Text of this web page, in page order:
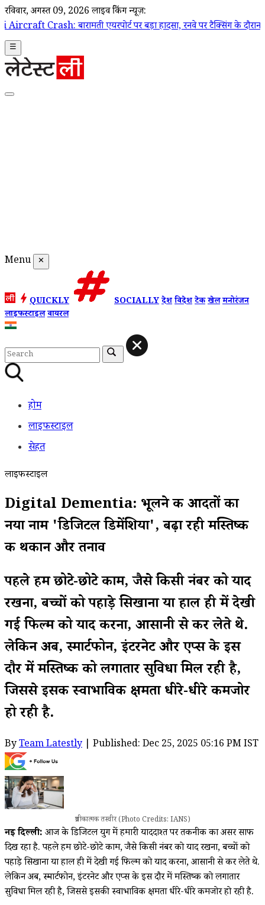
रविवार, अगस्त 09, 2026 लाइव ब्रेकिंग न्यूज़:
एयरपोर्ट पर बड़ा हादसा, रनवे पर टैक्सिंग के दौरान ट्रेनी
☰
Menu ✕
QUICKLY SOCIALLYदेशविदेशटेकखेलमनोरंजन
लाइफस्टाइलवायरल
होम
लाइफस्टाइल
सेहत
लाइफस्टाइल
Digital Dementia: भूलने की आदतों का
नया नाम 'डिजिटल डिमेंशिया', बढ़ा रही मस्तिष्क
की थकान और तनाव
पहले हम छोटे-छोटे काम, जैसे किसी नंबर को याद
रखना, बच्चों को पहाड़े सिखाना या हाल ही में देखी
गई फिल्म को याद करना, आसानी से कर लेते थे.
लेकिन अब, स्मार्टफोन, इंटरनेट और एप्स के इस
दौर में मस्तिष्क को लगातार सुविधा मिल रही है,
जिससे इसकी स्वाभाविक क्षमता धीरे-धीरे कमजोर
हो रही है.
ByTeam Latestly | Published: Dec 25, 2025 05:16 PM IST
प्रतीकात्मक तस्वीर (Photo Credits: IANS)
नई दिल्ली: आज के डिजिटल युग में हमारी याददाश्त पर तकनीक का असर साफ
दिख रहा है. पहले हम छोटे-छोटे काम, जैसे किसी नंबर को याद रखना, बच्चों को
पहाड़े सिखाना या हाल ही में देखी गई फिल्म को याद करना, आसानी से कर लेते थे.
लेकिन अब, स्मार्टफोन, इंटरनेट और एप्स के इस दौर में मस्तिष्क को लगातार
सुविधा मिल रही है, जिससे इसकी स्वाभाविक क्षमता धीरे-धीरे कमजोर हो रही है.